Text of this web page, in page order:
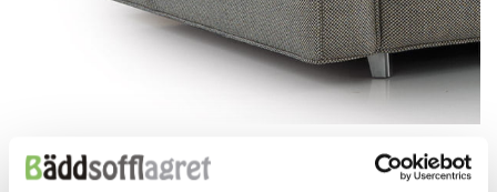
Both comments and trackbacks are currently closed.